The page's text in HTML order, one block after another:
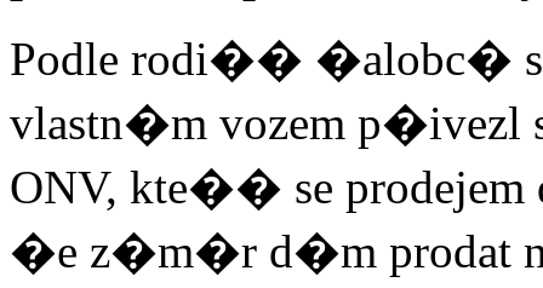
Podle rodi�� �alobc�
vlastn�m vozem p�ivezl
ONV, kte�� se
�e z�m�r d�m prodat